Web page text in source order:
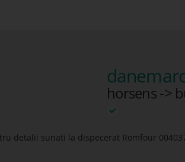
horsens ->
detalii sunati la dispecerat Romfour